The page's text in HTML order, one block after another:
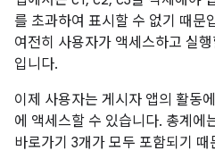
를 초과하여 표시할 수 없기 때문
여전히 사용자가 액세스하고 실
입니다.
이제 사용자는 게시자 앱의 활동
에 액세스할 수 있습니다. 총계에
바로가기 3개가 모두 포함되기 때